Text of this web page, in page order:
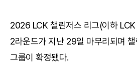
2026 LCK 챌린저스 리그(이하
2라운드가 지난 29일 마무리되며
그룹이 확정됐다.